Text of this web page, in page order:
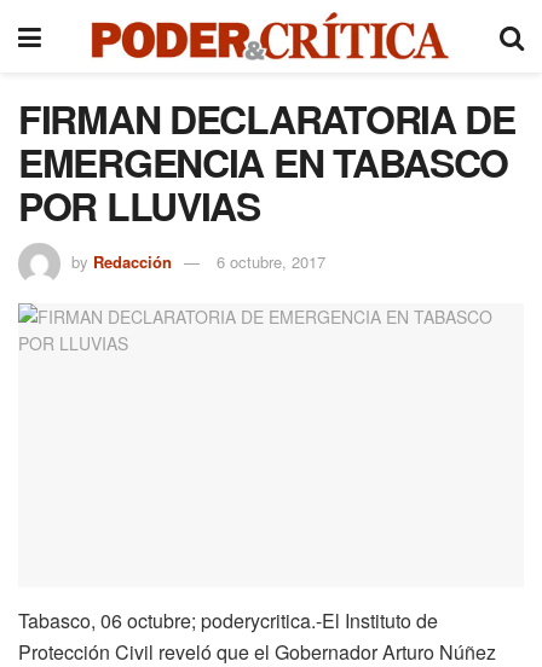
FIRMAN DECLARATORIA DE
EMERGENCIA EN TABASCO
POR LLUVIAS
by Redacción 6 octubre, 2017
Tabasco, 06 octubre; poderycritica.-El Instituto de
Protección Civil reveló que el Gobernador Arturo Núñez